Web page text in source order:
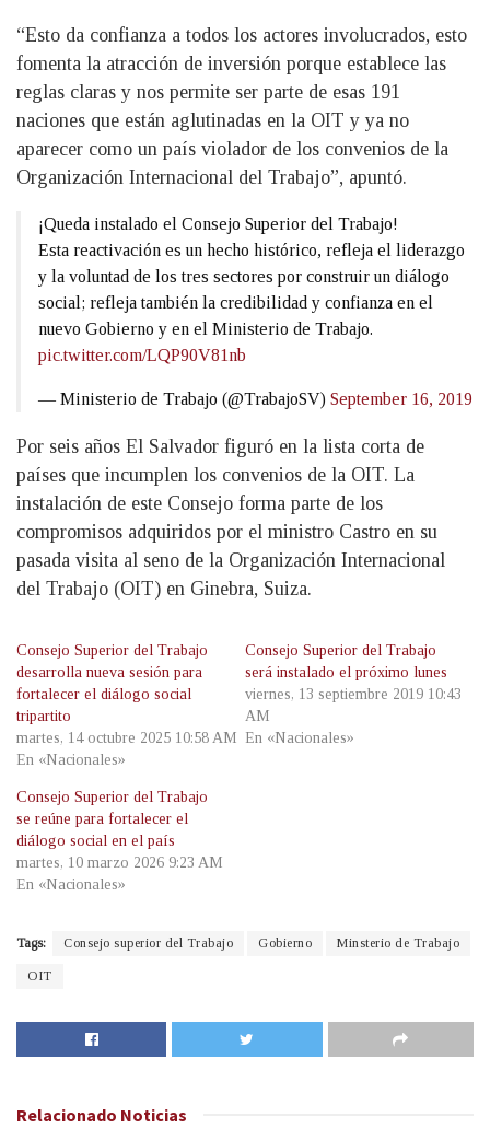
“Esto da confianza a todos los actores involucrados, esto
fomenta la atracción de inversión porque establece las
reglas claras y nos permite ser parte de esas 191
naciones que están aglutinadas en la OIT y ya no
aparecer como un país violador de los convenios de la
Organización Internacional del Trabajo”, apuntó.
¡Queda instalado el Consejo Superior del Trabajo!
Esta reactivación es un hecho histórico, refleja el liderazgo
y la voluntad de los tres sectores por construir un diálogo
social; refleja también la credibilidad y confianza en el
nuevo Gobierno y en el Ministerio de Trabajo.
pic.twitter.com/LQP90V81nb
— Ministerio de Trabajo (@TrabajoSV) September 16, 2019
Por seis años El Salvador figuró en la lista corta de
países que incumplen los convenios de la OIT. La
instalación de este Consejo forma parte de los
compromisos adquiridos por el ministro Castro en su
pasada visita al seno de la Organización Internacional
del Trabajo (OIT) en Ginebra, Suiza.
Consejo Superior del Trabajo
desarrolla nueva sesión para
fortalecer el diálogo social
tripartito
martes, 14 octubre 2025 10:58 AM
En «Nacionales»
Consejo Superior del Trabajo
será instalado el próximo lunes
viernes, 13 septiembre 2019 10:43
AM
En «Nacionales»
Consejo Superior del Trabajo
se reúne para fortalecer el
diálogo social en el país
martes, 10 marzo 2026 9:23 AM
En «Nacionales»
Tags: Consejo superior del Trabajo Gobierno Minsterio de Trabajo
OIT
Relacionado Noticias